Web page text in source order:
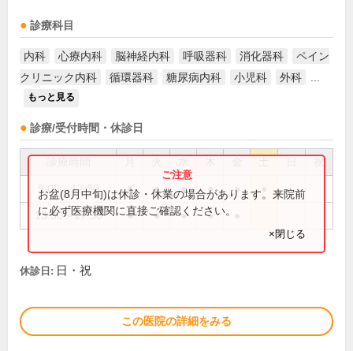
診療科目
内科 心療内科 脳神経内科 呼吸器科 消化器科
ペイン
クリニック内科
循環器科 糖尿病内科 小児科 外科
もっと見る
診療/受付時間・休診日
祝
9:00～12:30 ● ● ● ● ●
13:30～17:30 ● ● ● ●
お盆(8月中旬)は休診・休業の場合があります。来院前
に必ず医療機関に直接ご確認ください。
×閉じる
休診日: 日・祝
この医院の詳細をみる